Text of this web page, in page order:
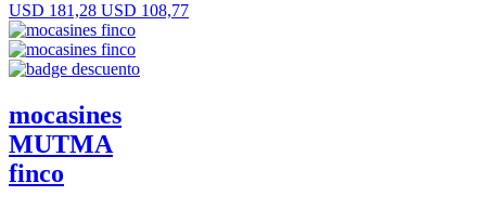
USD 181,28 USD 108,77
mocasines
MUTMA
finco